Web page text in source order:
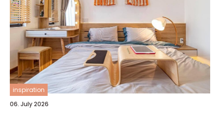
inspiration
06. July 2026